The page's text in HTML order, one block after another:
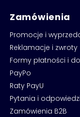
Zamówienia
Promocje i
Reklamacje i zwroty
Formy płatności i
PayPo
Raty PayU
Pytania i odpowiedzi
Zamówienia B2B